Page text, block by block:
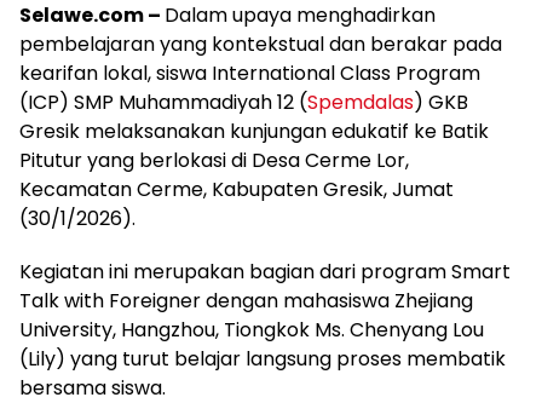
Selawe.com – Dalam upaya menghadirkan
pembelajaran yang kontekstual dan berakar pada
kearifan lokal, siswa International Class Program
(ICP) SMP Muhammadiyah 12 (Spemdalas) GKB
Gresik melaksanakan kunjungan edukatif ke Batik
Pitutur yang berlokasi di Desa Cerme Lor,
Kecamatan Cerme, Kabupaten Gresik, Jumat
(30/1/2026).
Kegiatan ini merupakan bagian dari program Smart
Talk with Foreigner dengan mahasiswa Zhejiang
University, Hangzhou, Tiongkok Ms. Chenyang Lou
(Lily) yang turut belajar langsung proses membatik
bersama siswa.